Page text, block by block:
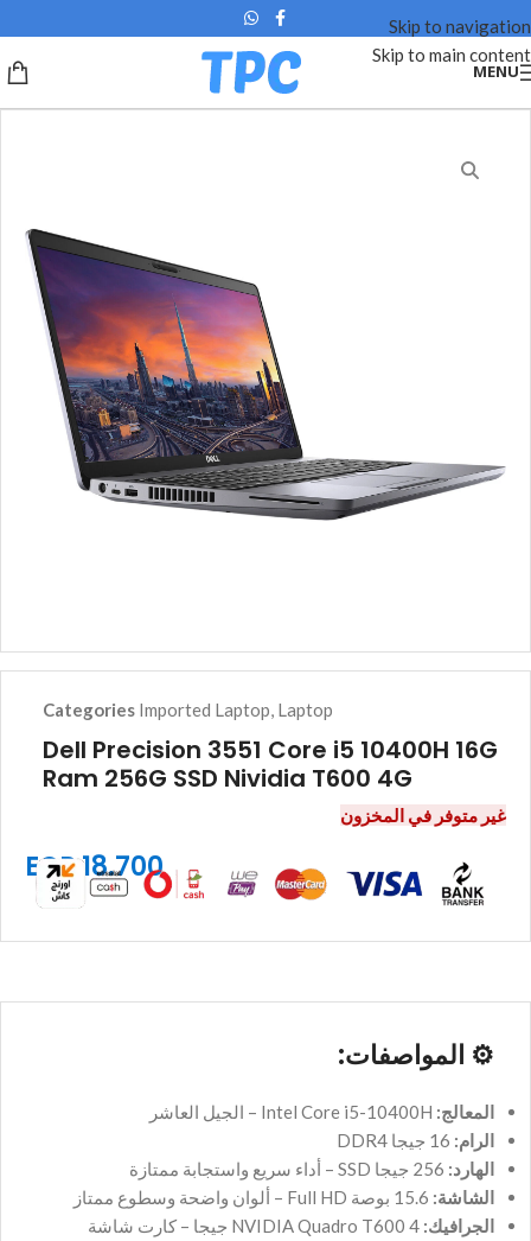
Skip to navigation
Skip to main content
MENU
Categories Imported Laptop, Laptop
Dell Precision 3551 Core i5 10400H 16G
Ram 256G SSD Nividia T600 4G
EGP18.700
غير متوفر في المخزون
⚙️ المواصفات:
المعالج:
الرام:
الهارد:
الشاشة:
الجرافيك:
NVIDIA Quadro T600 4 جيجا – كارت شاشة